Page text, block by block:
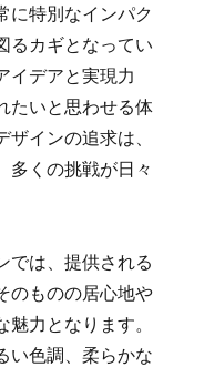
に特別なインパク
るカギとなってい
イデアと実現力
たいと思わせる体
インの追求は、
多くの挑戦が日々
では、提供される
のものの居心地や
力となります。
い色調、柔らかな